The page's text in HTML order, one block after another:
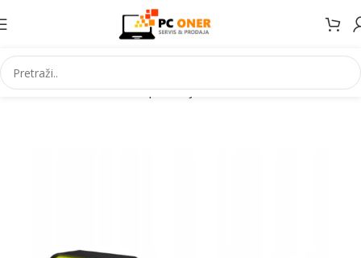
Početna Informatika PC periferija Zvucnici